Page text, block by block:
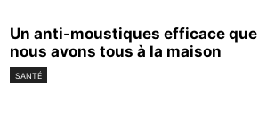
Un anti-moustiques efficace que
nous avons tous à la maison
SANTÉ